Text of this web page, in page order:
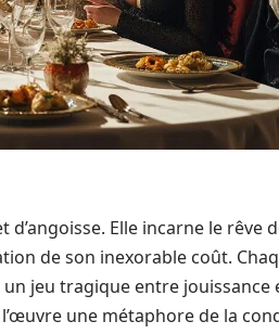
Elle incarne le rêve
de son inexorable coût.
un jeu tragique entre jouissance
une métaphore de la